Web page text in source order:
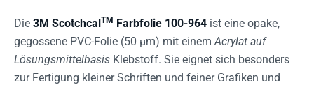
Die 3M ScotchcalTM Farbfolie 100-964 ist eine opake,
gegossene PVC-Folie (50 µm) mit einemAcrylat auf
Lösungsmittelbasis Klebstoff. Sie eignet sich besonders
zur Fertigung kleiner Schriften und feiner Grafiken und